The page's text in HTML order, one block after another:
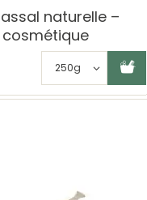
naturelle –
cosmétique
Ajouter au panier